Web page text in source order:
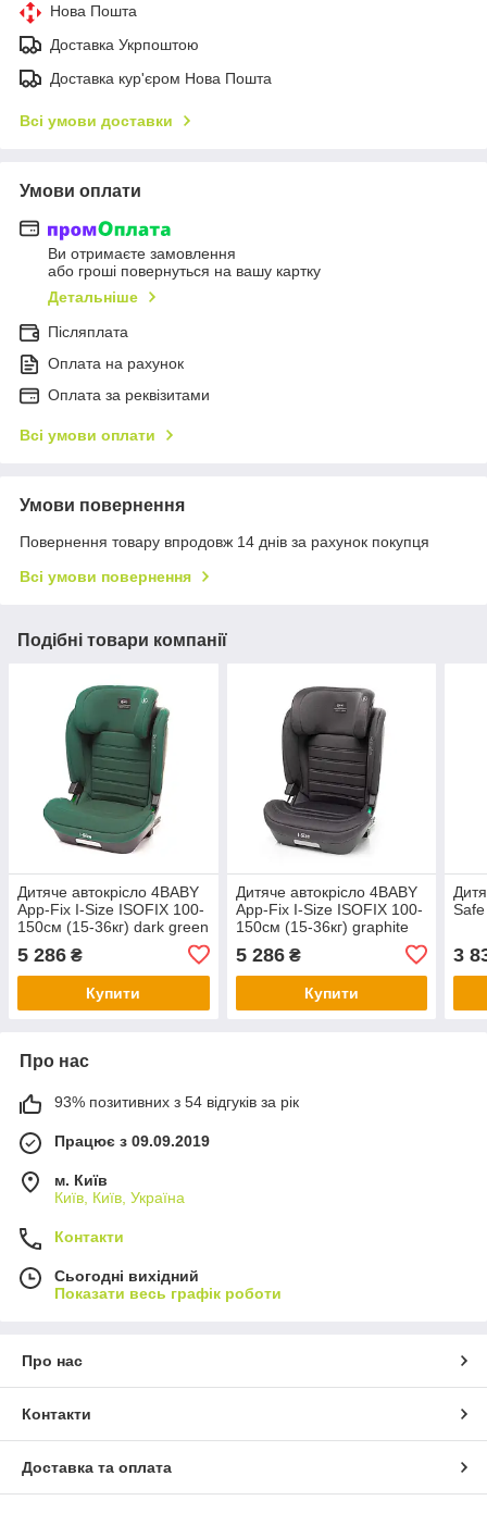
Нова Пошта
Доставка Укрпоштою
Доставка кур'єром Нова Пошта
Всі умови доставки
Умови оплати
Ви отримаєте замовлення
або гроші повернуться на вашу картку
Детальніше
Післяплата
Оплата на рахунок
Оплата за реквізитами
Всі умови оплати
Умови повернення
Повернення товару впродовж 14 днів за рахунок покупця
Всі умови повернення
Подібні товари компанії
Дитяче автокрісло 4BABY
App-Fix I-Size ISOFIX 100-
150см (15-36кг) dark green
5 286 ₴
Купити
Дитяче автокрісло 4BABY
App-Fix I-Size ISOFIX 100-
150см (15-36кг) graphite
5 286₴
Купити
3
Про нас
93% позитивних з 54 відгуків за рік
Працює з 09.09.2019
м. Київ
Київ, Київ, Україна
Контакти
Сьогодні вихідний
Показати весь графік роботи
Про нас
Контакти
Доставка та оплата